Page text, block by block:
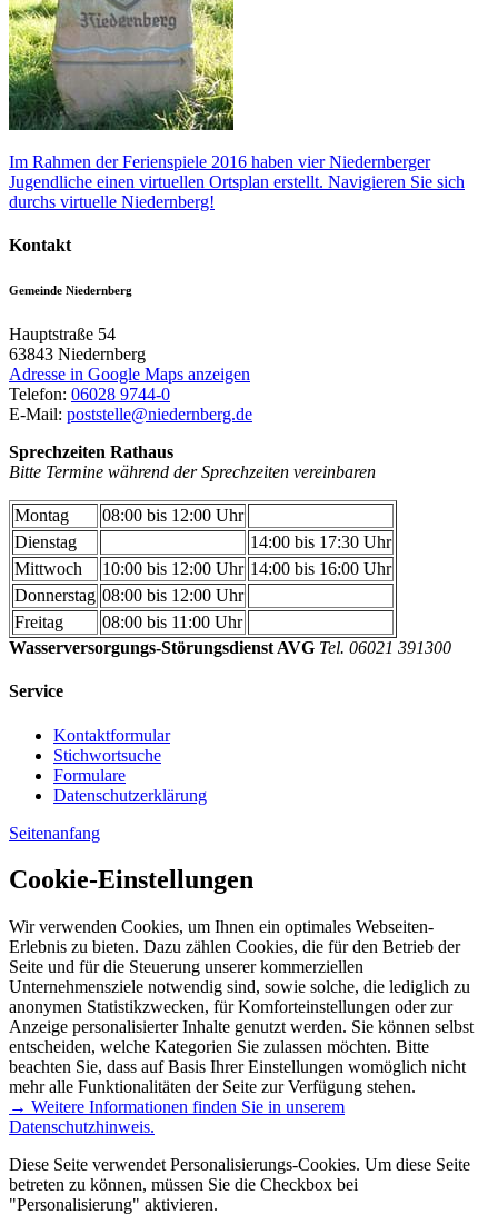
Im Rahmen der Ferienspiele 2016 haben vier Niedernberger
Jugendliche einen virtuellen Ortsplan erstellt. Navigieren Sie sich
durchs virtuelle Niedernberg!
Kontakt
Gemeinde Niedernberg
Hauptstraße 54
63843 Niedernberg
Adresse in Google Maps anzeigen
Telefon: 06028 9744-0
E-Mail: poststelle@niedernberg.de
Sprechzeiten Rathaus
Bitte Termine während der Sprechzeiten vereinbaren
Montag
08:00 bis 12:00 Uhr
Dienstag
14:00 bis 17:30 Uhr
Mittwoch
10:00 bis 12:00 Uhr 14:00 bis 16:00 Uhr
Donnerstag 08:00 bis 12:00 Uhr
Freitag
08:00 bis 11:00 Uhr
Wasserversorgungs-Störungsdienst AVG Tel. 06021 391300
Service
Kontaktformular
Stichwortsuche
Formulare
Datenschutzerklärung
Seitenanfang
Cookie-Einstellungen
Wir verwenden Cookies, um Ihnen ein optimales Webseiten-
Erlebnis zu bieten. Dazu zählen Cookies, die für den Betrieb der
Seite und für die Steuerung unserer kommerziellen
Unternehmensziele notwendig sind, sowie solche, die lediglich zu
anonymen Statistikzwecken, für Komforteinstellungen oder zur
Anzeige personalisierter Inhalte genutzt werden. Sie können selbst
entscheiden, welche Kategorien Sie zulassen möchten. Bitte
beachten Sie, dass auf Basis Ihrer Einstellungen womöglich nicht
mehr alle Funktionalitäten der Seite zur Verfügung stehen.
→ Weitere Informationen finden Sie in unserem
Datenschutzhinweis.
Diese Seite verwendet Personalisierungs-Cookies. Um diese Seite
betreten zu können, müssen Sie die Checkbox bei
"Personalisierung" aktivieren.